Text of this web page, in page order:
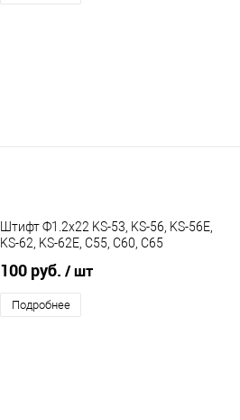
Штифт Ф1.2х22 KS-53, KS-56, KS-56E,
KS-62, KS-62E, C55, C60, C65
100 руб. / шт
Подробнее